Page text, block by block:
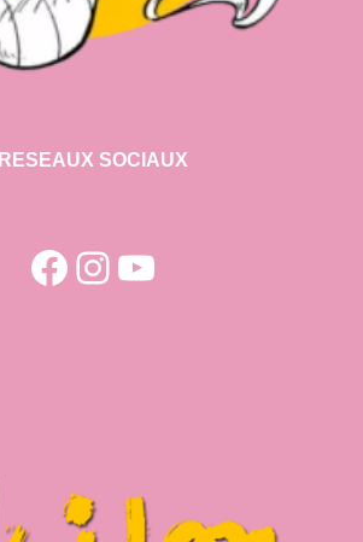
RESEAUX SOCIAUX
Facebook
Instagram
YouTube